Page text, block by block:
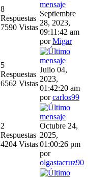
8
Respuestas
7590 Vistas
Septiembre
28, 2023,
09:11:42 am
porMigar
5
Respuestas
6562 Vistas
Julio 04,
2023,
01:42:20 am
porcarlos99
2
Respuestas
4204 Vistas
Octubre 24,
2025,
01:00:26 pm
por
olgastacruz90